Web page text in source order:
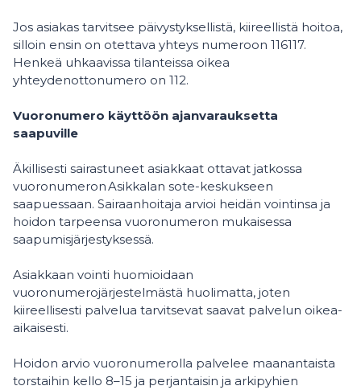
Jos asiakas tarvitsee päivystyksellistä, kiireellistä hoitoa,
silloin ensin on otettava yhteys numeroon 116117.
Henkeä uhkaavissa tilanteissa oikea
yhteydenottonumero on 112.
Vuoronumero käyttöön ajanvarauksetta
saapuville
Äkillisesti sairastuneet asiakkaat ottavat jatkossa
vuoronumeron Asikkalan sote-keskukseen
saapuessaan. Sairaanhoitaja arvioi heidän vointinsa ja
hoidon tarpeensa vuoronumeron mukaisessa
saapumisjärjestyksessä.
Asiakkaan vointi huomioidaan
vuoronumerojärjestelmästä huolimatta, joten
kiireellisesti palvelua tarvitsevat saavat palvelun oikea-
aikaisesti.
Hoidon arvio vuoronumerolla palvelee maanantaista
torstaihin kello 8–15 ja perjantaisin ja arkipyhien